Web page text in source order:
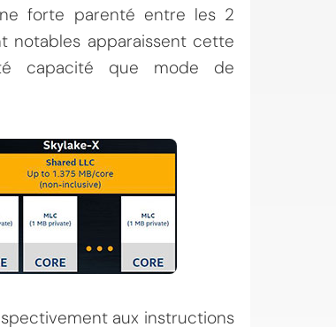
forte parenté entre les 2
notables apparaissent cette
capacité que mode de
aux instructions